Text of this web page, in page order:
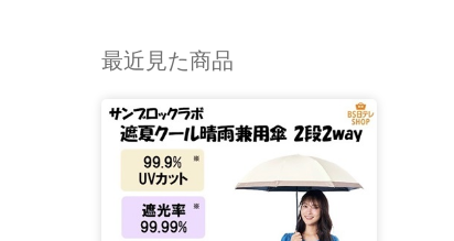
最近見た商品